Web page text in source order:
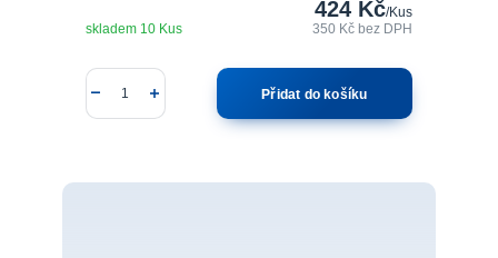
424 Kč/Kus
350 Kčbez DPH
skladem 10 Kus
Přidat do košíku